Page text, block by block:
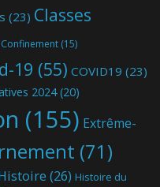
(23) Classes
Confinement (15)
19 (55) COVID19 (23)
2024(20)
(155) Extrême-
(71)
(26) Histoire du